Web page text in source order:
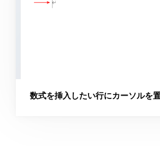
数式を挿入したい行にカーソルを置